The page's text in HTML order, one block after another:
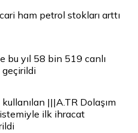
ham petrol stokları arttı
bu yıl 58 bin 519 canlı
|||A.TR Dolaşım
ilk ihracat